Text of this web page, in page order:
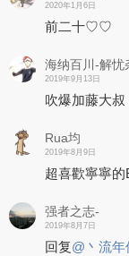
2020年1月6日
前二十♡♡
海纳百川-解忧
2019年9月13日
吹爆加藤大
Rua均
2019年8月9日
强者之志-
2019年8月7日
回复@ 丶流年